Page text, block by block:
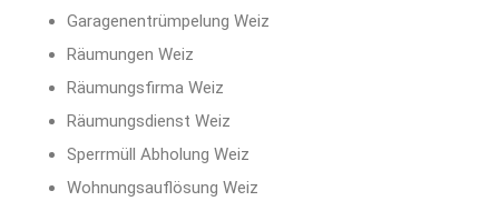
Garagenentrümpelung Weiz
Räumungen Weiz
Räumungsfirma Weiz
Räumungsdienst Weiz
Sperrmüll Abholung Weiz
Wohnungsauflösung Weiz